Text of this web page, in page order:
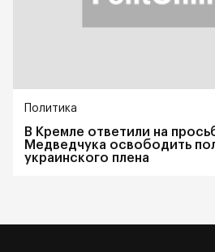
Политика
В Кремле ответили на
Медведчука освободить
украинского плена